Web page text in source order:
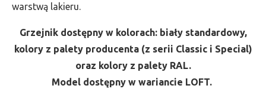
warstwą lakieru.
Grzejnik dostępny w kolorach: biały standardowy,
kolory z palety producenta (z serii Classic i Special)
oraz kolory z palety RAL.
Model dostępny w wariancie LOFT.